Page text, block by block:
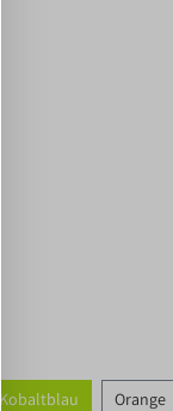
Kobaltblau Orange